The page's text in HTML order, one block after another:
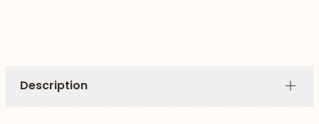
Description
Plus